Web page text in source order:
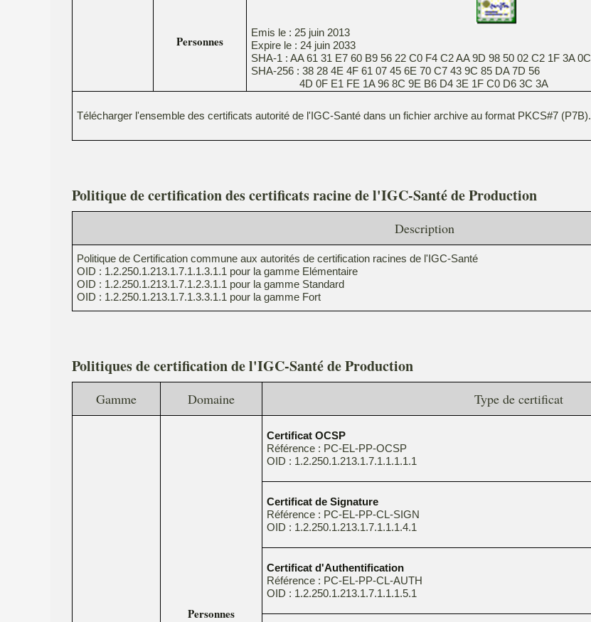
Personnes
Emis le : 25 juin 2013
Expire le : 24 juin 2033
SHA-1 : AA 61 31 E7 60 B9 56 22 C0 F4 C2 AA 9D 98 50 02 C2 1F 3A 0C
SHA-256 : 38 28 4E 4F 61 07 45 6E 70 C7 43 9C 85 DA 7D 56
4D 0F E1 FE 1A 96 8C 9E B6 D4 3E 1F C0 D6 3C 3A
Télécharger l'ensemble des certificats autorité de l'IGC-Santé dans un fichier archive au format PKCS#7 (P7B).
Politique de certification des certificats racine de l'IGC-Santé de Production
Description
Politique de Certification commune aux autorités de certification racines de l'IGC-Santé
OID : 1.2.250.1.213.1.7.1.1.3.1.1 pour la gamme Elémentaire
OID : 1.2.250.1.213.1.7.1.2.3.1.1 pour la gamme Standard
OID : 1.2.250.1.213.1.7.1.3.3.1.1 pour la gamme Fort
Politiques de certification de l'IGC-Santé de Production
Gamme Domaine Type de certificat
Personnes
Certificat OCSP
Référence : PC-EL-PP-OCSP
OID : 1.2.250.1.213.1.7.1.1.1.1.1
Certificat de Signature
Référence : PC-EL-PP-CL-SIGN
OID : 1.2.250.1.213.1.7.1.1.1.4.1
Certificat d'Authentification
Référence : PC-EL-PP-CL-AUTH
OID : 1.2.250.1.213.1.7.1.1.1.5.1